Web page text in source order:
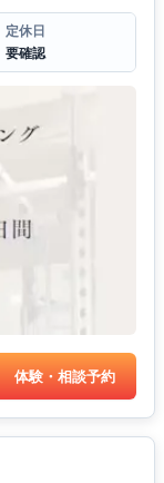
定休日
要確認
体験・相談予約